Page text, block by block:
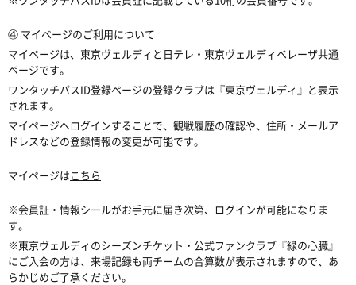
④ マイページのご利用について
マイページは、東京ヴェルディと日テレ・東京ヴェルディベレーザ共通
ページです。
ワンタッチパスID登録ページの登録クラブは『東京ヴェルディ』と表示
されます。
マイページへログインすることで、観戦履歴の確認や、住所・メールア
ドレスなどの登録情報の変更が可能です。
マイページはこちら
※会員証・情報シールがお手元に届き次第、ログインが可能になりま
す。
※東京ヴェルディのシーズンチケット・公式ファンクラブ『緑の心臓』
にご入会の方は、来場記録も両チームの合算数が表示されますので、あ
らかじめご了承ください。